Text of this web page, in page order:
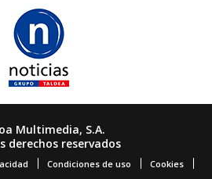
Multimedia, S.A.
derechos reservados
Condiciones de uso Cookies